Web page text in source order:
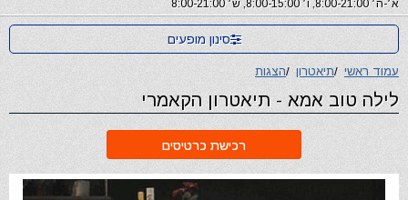
א׳-ה׳ 8:00-21:00, ו׳ 8:00-15:00, ש׳ 8:00-21:00
סינון מופעים
עמוד ראשי /תיאטרון /הצגות
לילה טוב אמא - תיאטרון הקאמרי
רכישת כרטיסים